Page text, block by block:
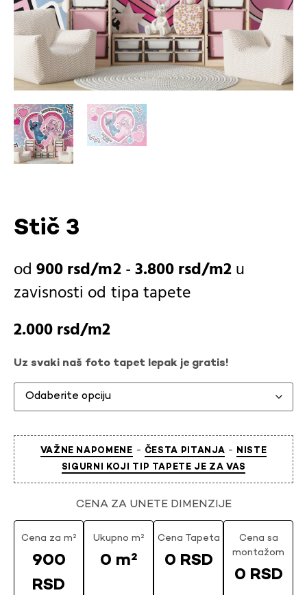
Stič 3
900rsd -3.800rsd
u
zavisnosti od tipa tapete
2.000rsd
Uz svaki naš foto tapet lepak je gratis!
VAŽNE NAPOMENE - ČESTA PITANJA - NISTE
SIGURNI KOJI TIP TAPETE JE ZA VAS
CENA ZA UNETE DIMENZIJE
Cena za m²
900
RSD
Ukupno m²
0 m²
Cena Tapeta
0 RSD
Cena sa
montažom
0 RSD